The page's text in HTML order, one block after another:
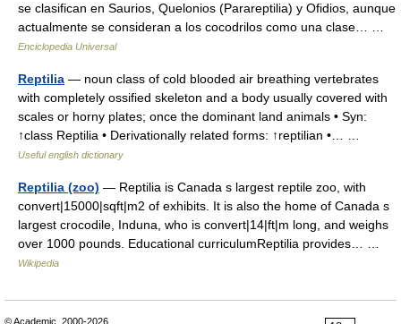
se clasifican en Saurios, Quelonios (Parareptilia) y Ofidios, aunque
actualmente se consideran a los cocodrilos como una clase… …
Enciclopedia Universal
Reptilia — noun class of cold blooded air breathing vertebrates
with completely ossified skeleton and a body usually covered with
scales or horny plates; once the dominant land animals • Syn:
↑class Reptilia • Derivationally related forms: ↑reptilian •… …
Useful english dictionary
Reptilia (zoo) — Reptilia is Canada s largest reptile zoo, with
convert|15000|sqft|m2 of exhibits. It is also the home of Canada s
largest crocodile, Induna, who is convert|14|ft|m long, and weighs
over 1000 pounds. Educational curriculumReptilia provides… …
Wikipedia
© Academic, 2000-2026